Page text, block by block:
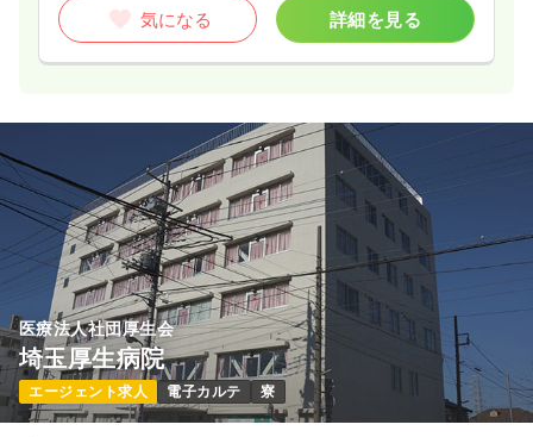
気になる 詳細を見る
医療法人社団厚生会
埼玉厚生病院
エージェント求人 電子カルテ 寮